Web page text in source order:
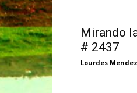
Mirando
# 2437
Lourdes Mendez